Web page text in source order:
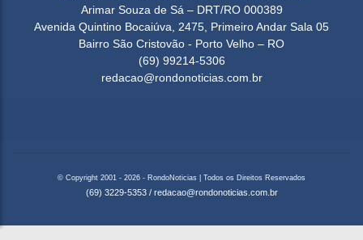
Arimar Souza de Sá – DRT/RO 000389
Avenida Quintino Bocaiúva, 2475, Primeiro Andar Sala 05
Bairro São Cristovão - Porto Velho – RO
(69) 99214-5306
redacao@rondonoticias.com.br
© Copyright 2001 - 2026 - RondoNoticias | Todos os Direitos Reservados
(69) 3229-5353 / redacao@rondonoticias.com.br